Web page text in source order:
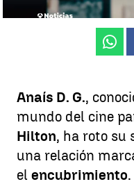
Anaís D. G.,
mundo del cine
Hilton, ha roto su
una relación
el encubrimiento.